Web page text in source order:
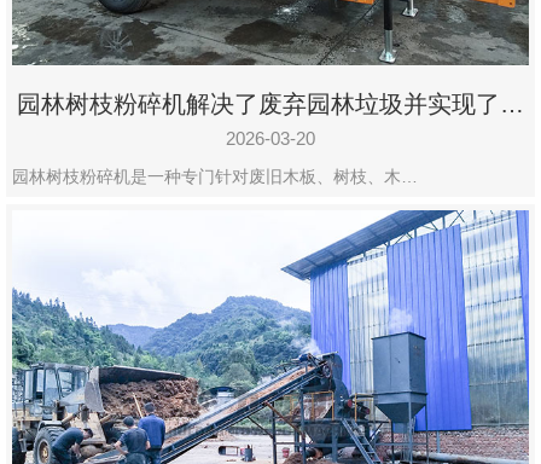
园林树枝粉碎机解决了废弃园林垃圾并实现了再
利用
2026-03-20
园林树枝粉碎机是一种专门针对废旧木板、树枝、木…